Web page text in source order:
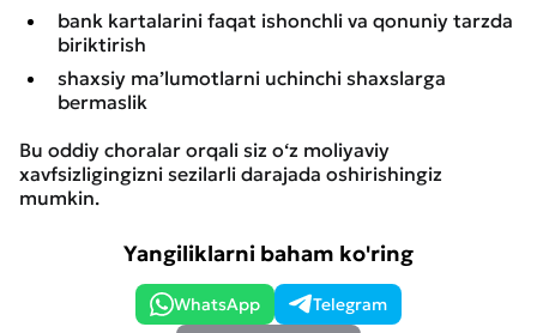
bank kartalarini faqat ishonchli va qonuniy tarzda
biriktirish
shaxsiy ma’lumotlarni uchinchi shaxslarga
bermaslik
Bu oddiy choralar orqali siz o‘z moliyaviy
xavfsizligingizni sezilarli darajada oshirishingiz
mumkin.
Yangiliklarni baham ko'ring
WhatsApp
Telegram